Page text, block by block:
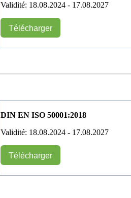
Validité: 18.08.2024 - 17.08.2027
Télécharger
DIN EN ISO 50001:2018
Validité: 18.08.2024 - 17.08.2027
Télécharger